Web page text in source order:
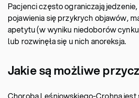
Pacjenci często ograniczają
pojawienia się przykrych objawów,
apetytu (w wyniku niedoborów
lub rozwinęła się u nich anoreksja.
Jakie są możliwe